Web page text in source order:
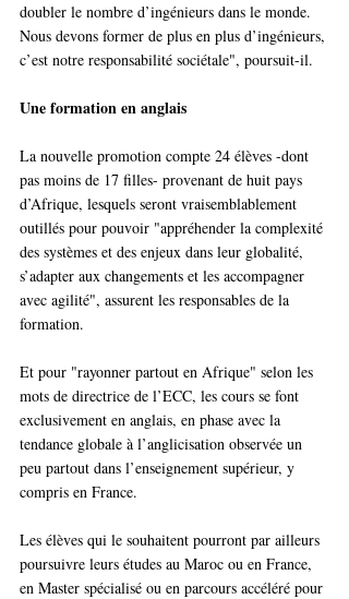
doubler le nombre d’ingénieurs dans le monde.
Nous devons former de plus en plus d’ingénieurs,
c’est notre responsabilité sociétale", poursuit-il.
Une formation en anglais
La nouvelle promotion compte 24 élèves -dont
pas moins de 17 filles- provenant de huit pays
d’Afrique, lesquels seront vraisemblablement
outillés pour pouvoir "appréhender la complexité
des systèmes et des enjeux dans leur globalité,
s’adapter aux changements et les accompagner
avec agilité", assurent les responsables de la
formation.
Et pour "rayonner partout en Afrique" selon les
mots de directrice de l’ECC, les cours se font
exclusivement en anglais, en phase avec la
tendance globale à l’anglicisation observée un
peu partout dans l’enseignement supérieur, y
compris en France.
Les élèves qui le souhaitent pourront par ailleurs
poursuivre leurs études au Maroc ou en France,
en Master spécialisé ou en parcours accéléré pour